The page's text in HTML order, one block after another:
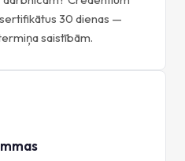
30 dienas —
saistībām.